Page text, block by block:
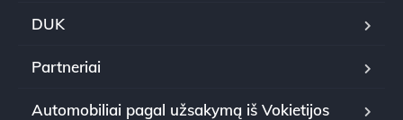
DUK
Partneriai
Automobiliai pagal užsakymą iš Vokietijos